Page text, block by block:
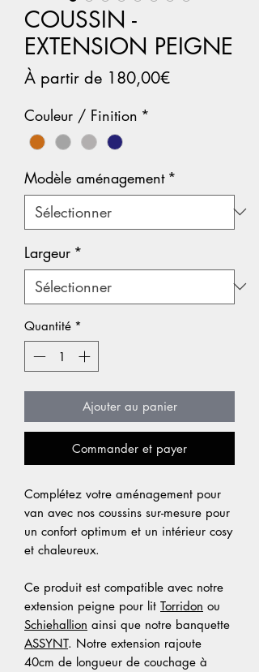
COUSSIN -
EXTENSION PEIGNE
À partir de 180,00€Prix
Couleur / Finition *
Modèle aménagement *
Largeur *
Quantité *
Ajouter au panier
Commander et payer
Complétez votre aménagement pour
van avec nos coussins sur-mesure pour
un confort optimum et un intérieur cosy
et chaleureux.
Ce produit est compatible avec notre
extension peigne pour lit Torridon ou
Schiehallion ainsi que notre banquette
ASSYNT. Notre extension rajoute
40cm de longueur de couchage à